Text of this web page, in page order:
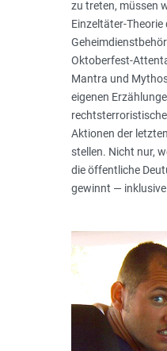
zu treten, müssen
Einzeltäter-
Oktoberfest-
Mantra und
eigenen
Aktionen der
stellen. Nicht nur,
die öffentliche
gewinnt —